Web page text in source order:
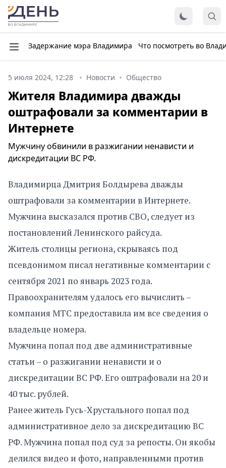
Задержание мэра Владимира Что посмотреть во
5 июля 2024, 12:28 Новости Общество
Жителя Владимира дважды
оштрафовали за комментарии в
Интернете
Мужчину обвинили в разжигании ненависти и
дискредитации ВС РФ.
Владимирца Дмитрия Болдырева дважды
оштрафовали за комментарии в Интернете.
Мужчина высказался против СВО, следует из
постановлений Ленинского райсуда.
Житель столицы региона, скрываясь под
псевдонимом писал негативные комментарии с
сентября 2021 по январь 2023 года.
Правоохранителям удалось его вычислить –
компания МТС предоставила им все сведения о
владельце номера.
Мужчина попал под две административные
статьи – о разжигании ненависти и о
дискредитации ВС РФ. Его оштрафовали на 20 и
40 тыс. рублей.
Ранее житель Гусь-Хрустального попал под
административное дело за дискредитацию ВС
РФ. Мужчина попал под суд за репосты. Он якобы
делился видео и фото, направленными против